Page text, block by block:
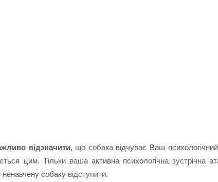
відзначити,що собака відчуває Ваш
цим. Тільки ваша активна психологічна зустрічна
собаку відступити.